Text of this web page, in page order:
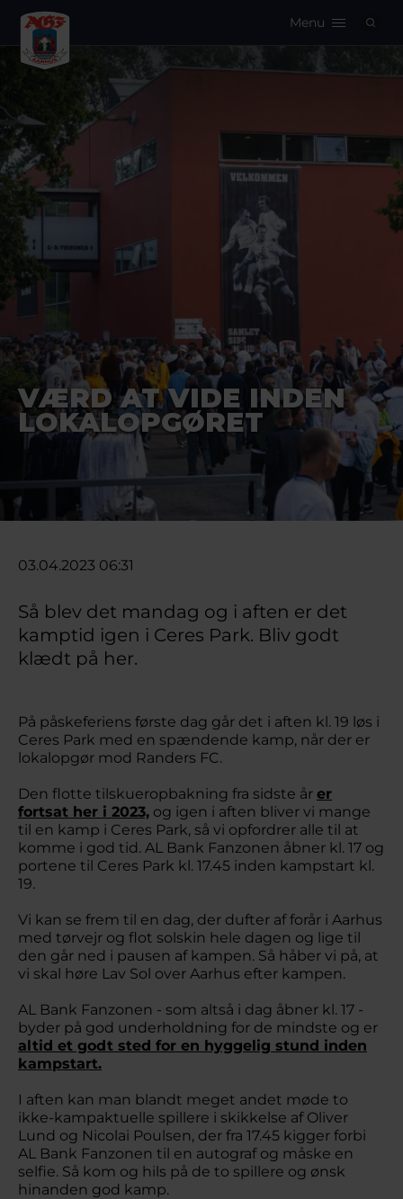
Menu
VÆRD AT VIDE INDEN
LOKALOPGØRET
03.04.2023 06:31
Så blev det mandag og i aften er det
kamptid igen i Ceres Park. Bliv godt
klædt på her.
På påskeferiens første dag går det i aften kl. 19 løs i
Ceres Park med en spændende kamp, når der er
lokalopgør mod Randers FC.
Den flotte tilskueropbakning fra sidste år er
fortsat her i 2023, og igen i aften bliver vi mange
til en kamp i Ceres Park, så vi opfordrer alle til at
komme i god tid. AL Bank Fanzonen åbner kl. 17 og
portene til Ceres Park kl. 17.45 inden kampstart kl.
19.
Vi kan se frem til en dag, der dufter af forår i Aarhus
med tørvejr og flot solskin hele dagen og lige til
den går ned i pausen af kampen. Så håber vi på, at
vi skal høre Lav Sol over Aarhus efter kampen.
AL Bank Fanzonen - som altså i dag åbner kl. 17 -
byder på god underholdning for de mindste og er
altid et godt sted for en hyggelig stund inden
kampstart.
I aften kan man blandt meget andet møde to
ikke-kampaktuelle spillere i skikkelse af Oliver
Lund og Nicolai Poulsen, der fra 17.45 kigger forbi
AL Bank Fanzonen til en autograf og måske en
selfie. Så kom og hils på de to spillere og ønsk
hinanden god kamp.